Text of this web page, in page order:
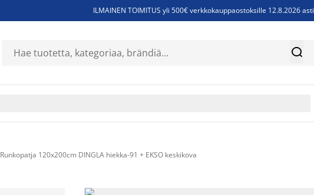
ILMAINEN TOIMITUS yli 500€ verkkokauppaostoksille 12.8.2026 asti
Sijauspatjoja - Säästä jopa 60% 
Runkopatja 120x200cm DINGLA hiekka-91 + EKSO keskikova